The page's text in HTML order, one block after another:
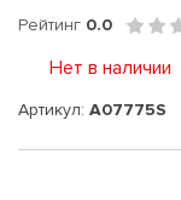
Рейтинг 0.0
Нет в наличии
Артикул: A07775S